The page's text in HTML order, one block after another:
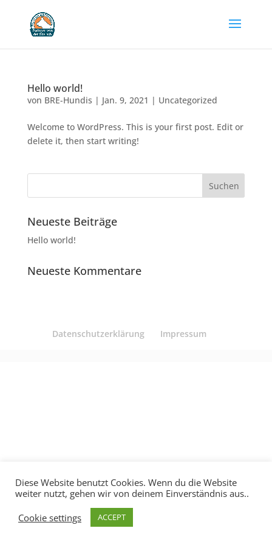
Hello world!
von BRE-Hundis | Jan. 9, 2021 | Uncategorized
Welcome to WordPress. This is your first post. Edit or
delete it, then start writing!
Neueste Beiträge
Hello world!
Neueste Kommentare
Datenschutzerklärung Impressum
Diese Website benutzt Cookies. Wenn du die Website
weiter nutzt, gehen wir von deinem Einverständnis aus..
Cookie settings
ACCEPT